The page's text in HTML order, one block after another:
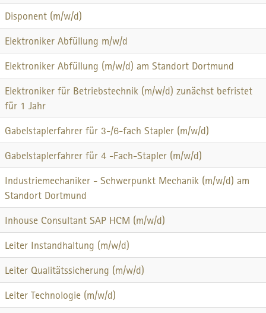
Disponent (m/w/d)
Elektroniker Abfüllung m/w/d
Elektroniker Abfüllung (m/w/d) am Standort Dortmund
Elektroniker für Betriebstechnik (m/w/d) zunächst befristet
für 1 Jahr
Gabelstaplerfahrer für 3-/6-fach Stapler (m/w/d)
Gabelstaplerfahrer für 4 -Fach-Stapler (m/w/d)
Industriemechaniker - Schwerpunkt Mechanik (m/w/d) am
Standort Dortmund
Inhouse Consultant SAP HCM (m/w/d)
Leiter Instandhaltung (m/w/d)
Leiter Qualitätssicherung (m/w/d)
Leiter Technologie (m/w/d)